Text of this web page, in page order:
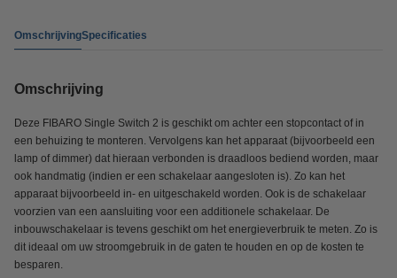
OmschrijvingSpecificaties
Omschrijving
Deze FIBARO Single Switch 2 is geschikt om achter een stopcontact of in
een behuizing te monteren. Vervolgens kan het apparaat (bijvoorbeeld een
lamp of dimmer) dat hieraan verbonden is draadloos bediend worden, maar
ook handmatig (indien er een schakelaar aangesloten is). Zo kan het
apparaat bijvoorbeeld in- en uitgeschakeld worden. Ook is de schakelaar
voorzien van een aansluiting voor een additionele schakelaar. De
inbouwschakelaar is tevens geschikt om het energieverbruik te meten. Zo is
dit ideaal om uw stroomgebruik in de gaten te houden en op de kosten te
besparen.